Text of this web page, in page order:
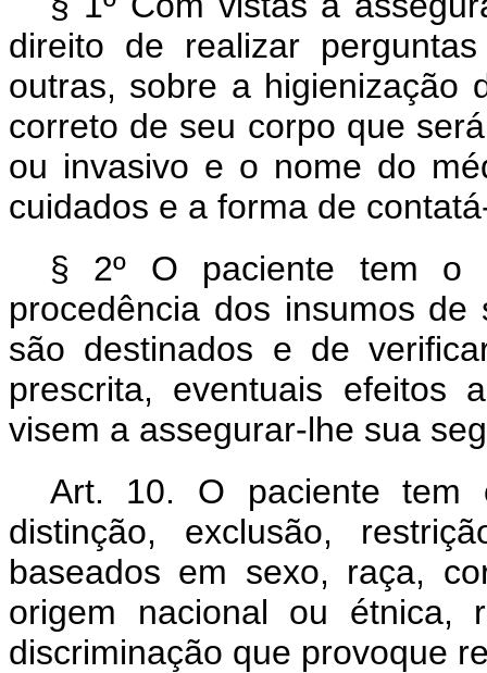
direito de realizar
outras, sobre a higienização
correto de seu corpo que
ou invasivo e o nome do
cuidados e a forma de
§ 2º O paciente tem o
procedência dos insumos
são destinados e de
prescrita, eventuais efeitos
visem a assegurar-lhe sua
Art. 10. O paciente tem
distinção, exclusão,
baseados em sexo, raça,
origem nacional ou étnica,
discriminação que provoque